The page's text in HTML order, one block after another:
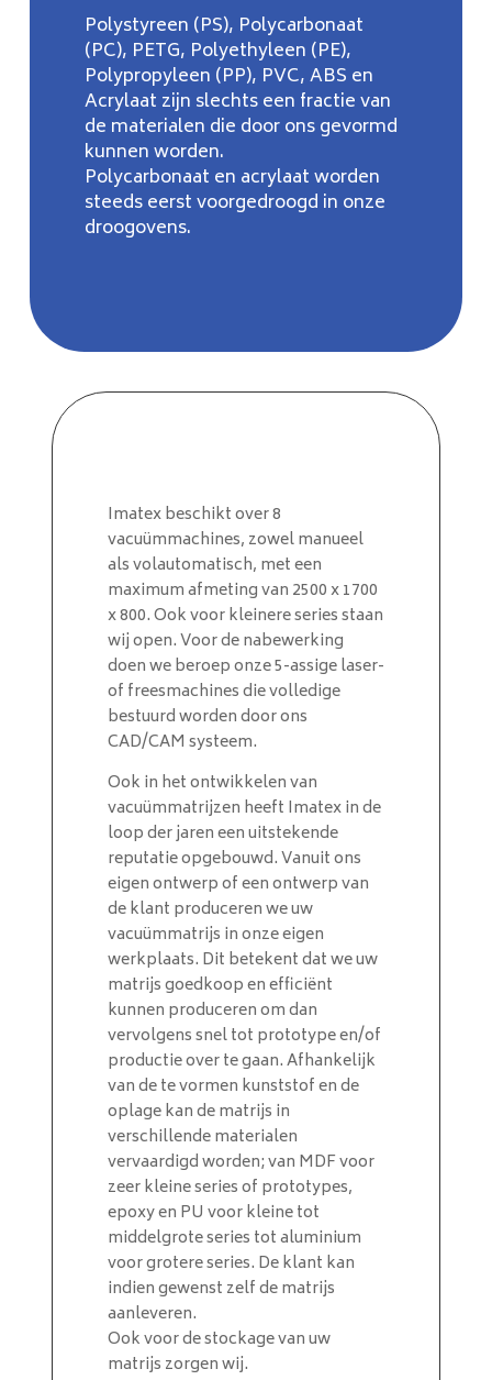
Polystyreen (PS), Polycarbonaat
(PC), PETG, Polyethyleen (PE),
Polypropyleen (PP), PVC, ABS en
Acrylaat zijn slechts een fractie van
de materialen die door ons gevormd
kunnen worden.
Polycarbonaat en acrylaat worden
steeds eerst voorgedroogd in onze
droogovens.
Imatex beschikt over 8
vacuümmachines, zowel manueel
als volautomatisch, met een
maximum afmeting van 2500 x 1700
x 800. Ook voor kleinere series staan
wij open. Voor de nabewerking
doen we beroep onze 5-assige laser-
of freesmachines die volledige
bestuurd worden door ons
CAD/CAM systeem.
Ook in het ontwikkelen van
vacuümmatrijzen heeft Imatex in de
loop der jaren een uitstekende
reputatie opgebouwd. Vanuit ons
eigen ontwerp of een ontwerp van
de klant produceren we uw
vacuümmatrijs in onze eigen
werkplaats. Dit betekent dat we uw
matrijs goedkoop en efficiënt
kunnen produceren om dan
vervolgens snel tot prototype en/of
productie over te gaan. Afhankelijk
van de te vormen kunststof en de
oplage kan de matrijs in
verschillende materialen
vervaardigd worden; van MDF voor
zeer kleine series of prototypes,
epoxy en PU voor kleine tot
middelgrote series tot aluminium
voor grotere series. De klant kan
indien gewenst zelf de matrijs
aanleveren.
Ook voor de stockage van uw
matrijs zorgen wij.